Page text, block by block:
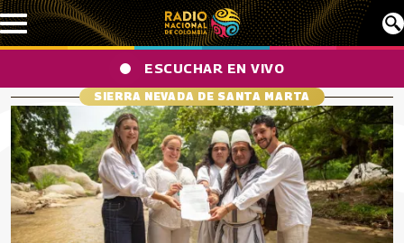
Pasar al contenido principal
ESCUCHAR EN VIVO
SIERRA NEVADA DE SANTA MARTA